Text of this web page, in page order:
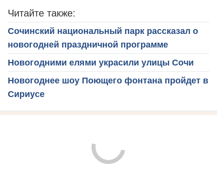
Читайте также:
Сочинский национальный парк рассказал о
новогодней праздничной программе
Новогодними елями украсили улицы Сочи
Новогоднее шоу Поющего фонтана пройдет в
Сириусе